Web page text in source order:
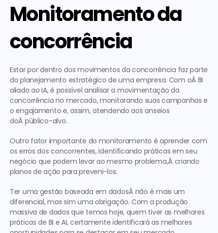
Monitoramento da
concorrência
Estar por dentro dos movimentos da concorrência faz parte
do planejamento estratégico de uma empresa. Com oÂ BI
aliado ao IA, é possível analisar a movimentação da
concorrência no mercado, monitorando suas campanhas e
o engajamento e, assim, atendendo aos anseios
doÂ público-alvo.
Outro fator importante do monitoramento é aprender com
os erros dos concorrentes, identificando práticas em seu
negócio que podem levar ao mesmo problema,Â criando
planos de ação para preveni-los.
Ter uma gestão baseada em dadosÂ não é mais um
diferencial, mas sim uma obrigação. Com a produção
massiva de dados que temos hoje, quem tiver as melhores
práticas de BI e AI, certamente identificará as melhores